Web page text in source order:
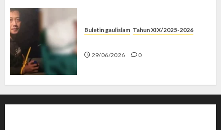
Buletin gaulislam Tahun XIX/2025-2026
29/06/2026 0